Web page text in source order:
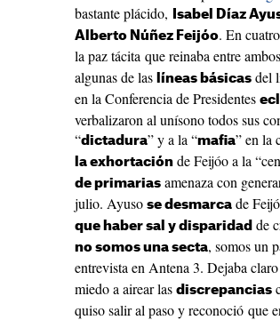
bastante plácido,
Isabel Díaz
Alberto Núñez Feijóo. En
la paz tácita que reinaba entre
algunas de las líneas básicas del
en la Conferencia de Presidentes
verbalizaron al unísono todos sus
“dictadura” y a la “mafia” en la
la exhortación de Feijóo a la
de primarias amenaza con
julio. Ayuso se desmarca de
que haber sal y disparidad de
no somos una secta, somos un
entrevista en Antena 3. Dejaba
miedo a airear las discrepancias
quiso salir al paso y reconoció que